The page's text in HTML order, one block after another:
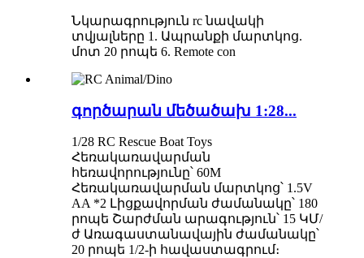
Նկարագրություն rc նավակի
տվյալները 1. Ապրանքի մարտկոց.
մոտ 20 րոպե 6. Remote con
գործարան մեծածախ 1:28...
1/28 RC Rescue Boat Toys
Հեռակառավարման
հեռավորությունը՝ 60M
Հեռակառավարման մարտկոց՝ 1.5V
AA *2 Լիցքավորման ժամանակը՝ 180
րոպե Շարժման արագություն՝ 15 ԿՄ/
ժ Առագաստանավային ժամանակը՝
20 րոպե 1/2-ի հավաստագրում։